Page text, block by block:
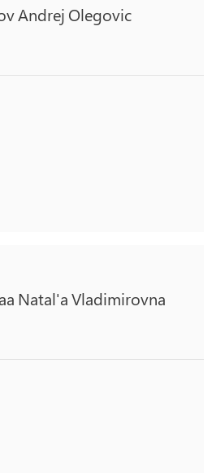
Andrej Olegovic
Natal'aVladimirovna